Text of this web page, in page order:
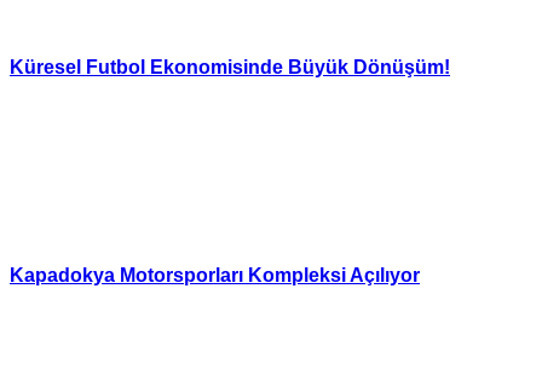
Küresel Futbol Ekonomisinde Büyük Dönüşüm!
Kapadokya Motorsporları Kompleksi Açılıyor